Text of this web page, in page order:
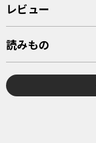
レビュー
読みもの